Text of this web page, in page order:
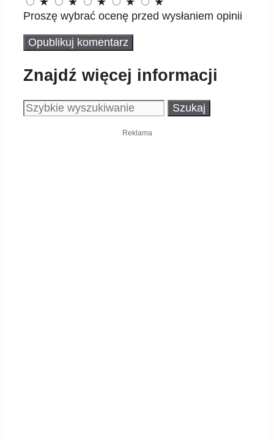
Proszę wybrać ocenę przed wysłaniem opinii
Znajdź więcej informacji
Szukaj:
Reklama